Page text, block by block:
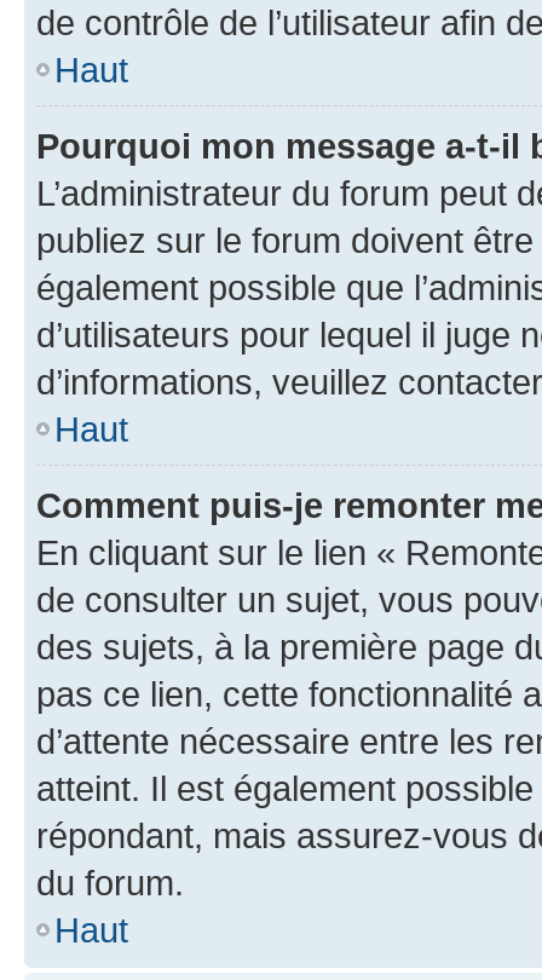
de contrôle de l’utilisateur afin
Haut
Pourquoi mon message a-t-il
L’administrateur du forum peut
publiez sur le forum doivent
également possible que
d’utilisateurs pour lequel il juge
d’informations, veuillez
Haut
Comment puis-je remonter
En cliquant sur le lien «
de consulter un sujet, vous
des sujets, à la première page
pas ce lien, cette fonctionnalité
d’attente nécessaire entre les
atteint. Il est également
répondant, mais assurez-vous
du forum.
Haut